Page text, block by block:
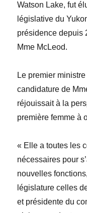
Watson Lake, fut
législative du
présidence depuis
Mme McLeod.
Le premier ministre
candidature de M
réjouissait à la
première femme à
« Elle a toutes les
nécessaires pour
nouvelles
législature celles
et présidente du